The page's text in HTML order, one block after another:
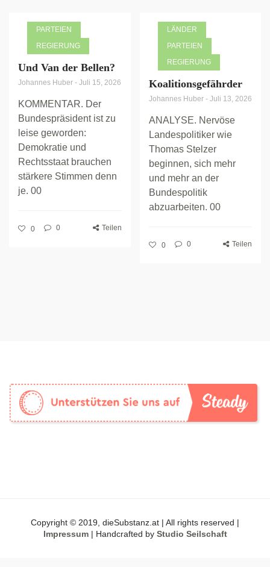
PARTEIEN
REGIERUNG
Und Van der Bellen?
Johannes Huber - Juli 15, 2026
KOMMENTAR. Der
Bundespräsident ist zu
leise geworden:
Demokratie und
Rechtsstaat brauchen
stärkere Stimmen denn
je. 00
0 0 Teilen
LÄNDER
PARTEIEN
REGIERUNG
Koalitionsgefährder
Johannes Huber - Juli 13, 2026
ANALYSE. Nervöse
Landespolitiker wie
Thomas Stelzer
beginnen, sich mehr
und mehr an der
Bundespolitik
abzuarbeiten. 00
0 0 Teilen
Copyright © 2019, dieSubstanz.at | All rights reserved |
Impressum| Handcrafted by Studio Seilschaft